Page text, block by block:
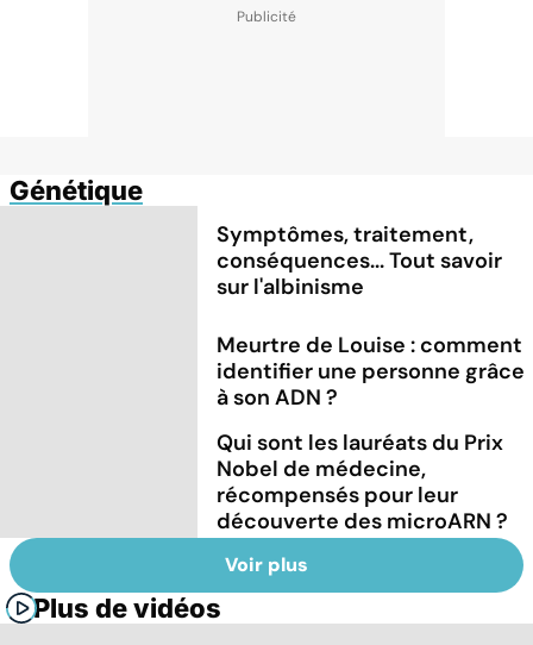
Génétique
Symptômes, traitement,
conséquences... Tout savoir
sur l'albinisme
Meurtre de Louise : comment
identifier une personne grâce
à son ADN ?
Qui sont les lauréats du Prix
Nobel de médecine,
récompensés pour leur
découverte des microARN ?
Voir plus
Plus de vidéos